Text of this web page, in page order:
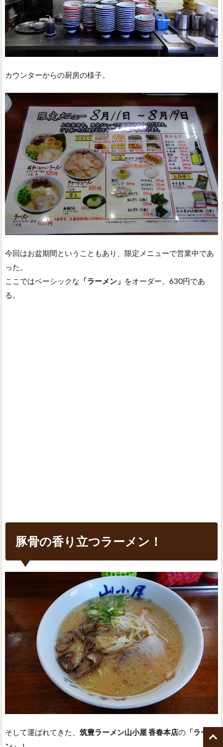
カウンターからの厨房の様子。
今回はお盆期間ということもあり、限定メニューで営業中であ
った。
ここではベーシックな 「ラーメン」 をオーダー。630円であ
る。
豚骨の香り立つラーメン！
そして運ばれてきた、 筑豊ラーメン山小屋 香春本店の 「ラーメ